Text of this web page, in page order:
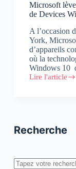
Microsoft
de Devices
A l’occasion
York,
d’appareils
où la
Windows 10
Lire l'article
Microsoft
nouvelle
Devices
Recherche
Rechercher